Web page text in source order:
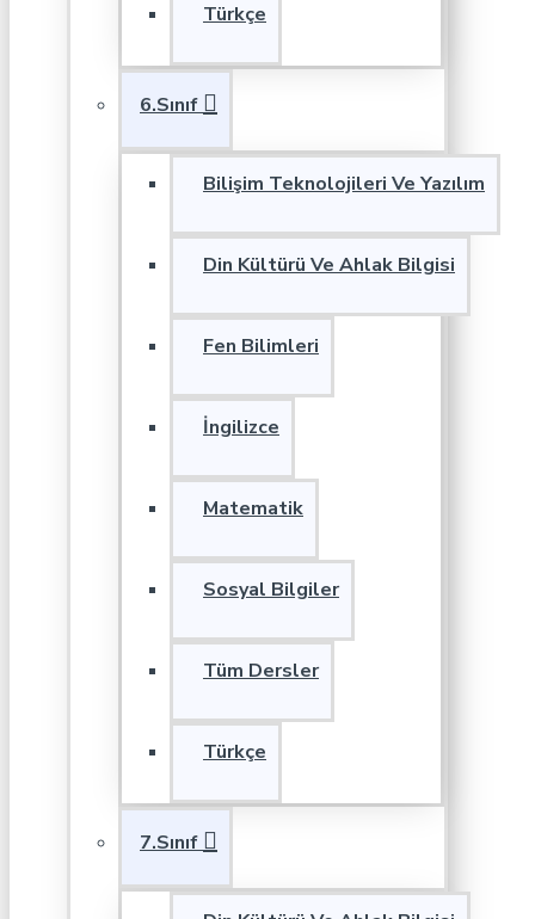
Türkçe
6.Sınıf
Bilişim Teknolojileri Ve Yazılım
Din Kültürü Ve Ahlak Bilgisi
Fen Bilimleri
İngilizce
Matematik
Sosyal Bilgiler
Tüm Dersler
Türkçe
7.Sınıf